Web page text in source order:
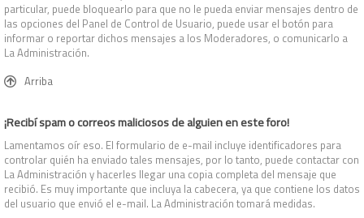
particular, puede bloquearlo para que no le pueda enviar mensajes dentro de
las opciones del Panel de Control de Usuario, puede usar el botón para
informar o reportar dichos mensajes a los Moderadores, o comunicarlo a
La Administración.
Arriba
¡Recibí spam o correos maliciosos de alguien en este foro!
Lamentamos oír eso. El formulario de e-mail incluye identificadores para
controlar quién ha enviado tales mensajes, por lo tanto, puede contactar con
La Administración y hacerles llegar una copia completa del mensaje que
recibió. Es muy importante que incluya la cabecera, ya que contiene los datos
del usuario que envió el e-mail. La Administración tomará medidas.